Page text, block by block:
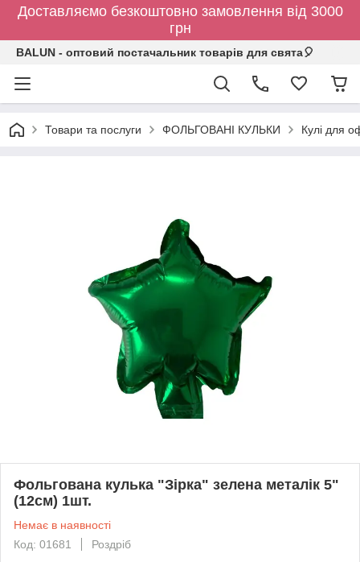
Доставляємо безкоштовно замовлення від 3000
грн
BALUN - оптовий постачальник товарів для свята🎈
Товари та послуги ФОЛЬГОВАНІ КУЛЬКИ Кулі для
Фольгована кулька "Зірка" зелена металік 5"
(12см) 1шт.
Немає в наявності
Код: 01681
Роздріб